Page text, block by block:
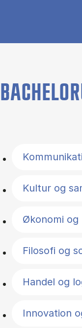
Kultur og
Økonomi og
Filosofi og
Handel og
Innovation